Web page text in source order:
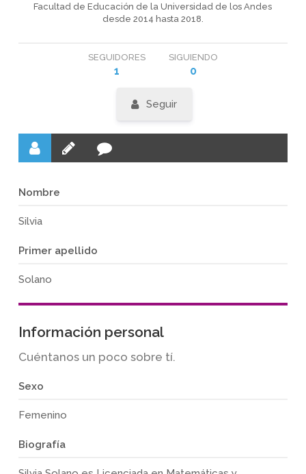
Facultad de Educación de la Universidad de los Andes
desde 2014 hasta 2018.
SEGUIDORES
1
SIGUIENDO
0
Seguir
Nombre
Silvia
Primer apellido
Solano
Información personal
Cuéntanos un poco sobre tí.
Sexo
Femenino
Biografía